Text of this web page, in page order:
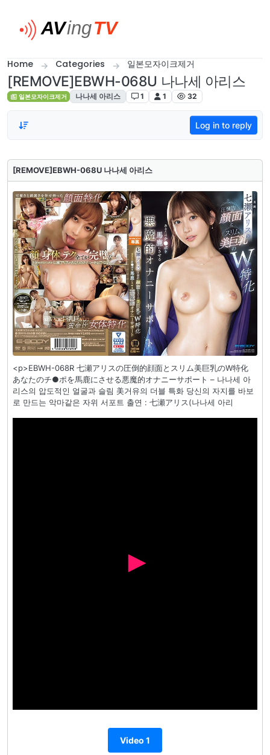
Home Categories 일본모자이크제거
[REMOVE]EBWH-068U 나나세 아리스
일본모자이크제거 나나세 아리스 1 1 32
Log in to reply
[REMOVE]EBWH-068U 나나세 아리스
<p>EBWH-068R 七瀬アリスの圧倒的顔面とスリム美巨乳のW特化
あなたのチ●ポを馬鹿にさせる悪魔的オナニーサポート – 나나세 아
리스의 압도적인 얼굴과 슬림 美거유의 더블 특화 당신의 자지를 바보
로 만드는 악마같은 자위 서포트 출연 : 七瀬アリス(나나세 아리
Video 1